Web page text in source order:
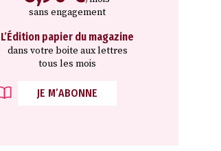
sans engagement
L’Édition papier du magazine
dans votre boite aux lettres
tous les mois
JE M’ABONNE